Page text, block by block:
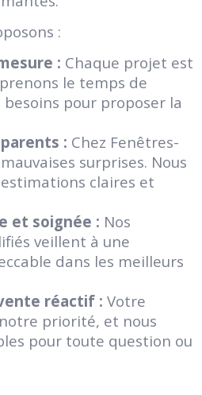
:
: Chaque projet est
le temps de
pour proposer la
: Chez Fenêtres-
surprises. Nous
claires et
et soignée : Nos
veillent à une
dans les meilleurs
réactif : Votre
priorité, et nous
pour toute question ou